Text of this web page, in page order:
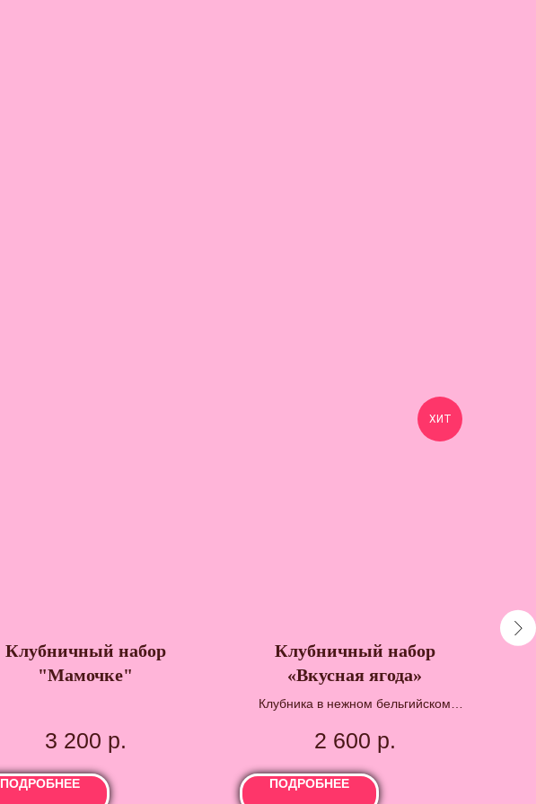
Клубничный набор
"Мамочке"
3 200 р.
ПОДРОБНЕЕ
ХИТ
Клубничный набор
«Вкусная ягода»
Клубника в нежном бельгийском
никого
2 600 р.
ПОДРОБНЕЕ